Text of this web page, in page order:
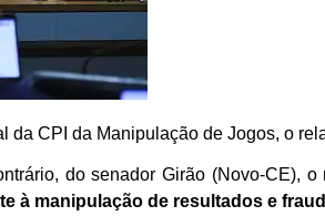
da CPI da Manipulação de Jogos, o
do senador Girão (Novo-CE), o
à manipulação de resultados e